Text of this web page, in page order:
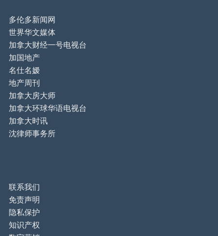
多伦多新闻网
世界华文媒体
加拿大财经一号电视台
加国地产
名仕名嫒
地产周刊
加拿大房大师
加拿大环球华语电视台
加拿大时讯
沈律师事务所
联系我们
免责声明
隐私保护
知识产权